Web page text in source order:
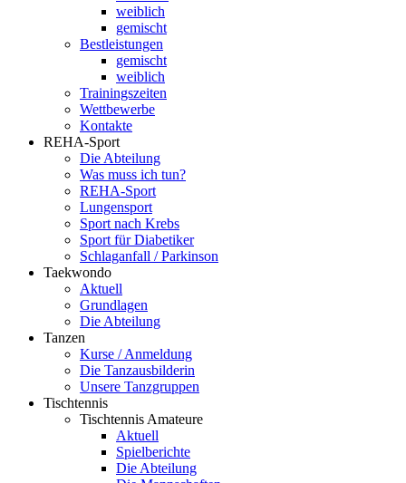
weiblich
gemischt
Bestleistungen
gemischt
weiblich
Trainingszeiten
Wettbewerbe
Kontakte
REHA-Sport
Die Abteilung
Was muss ich tun?
REHA-Sport
Lungensport
Sport nach Krebs
Sport für Diabetiker
Schlaganfall / Parkinson
Taekwondo
Aktuell
Grundlagen
Die Abteilung
Tanzen
Kurse / Anmeldung
Die Tanzausbilderin
Unsere Tanzgruppen
Tischtennis
Tischtennis Amateure
Aktuell
Spielberichte
Die Abteilung